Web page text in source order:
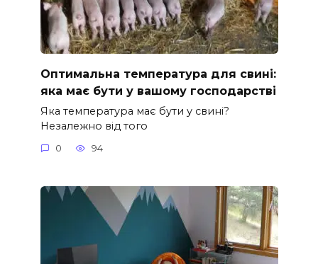
Оптимальна температура для свині:
яка має бути у вашому господарстві
Яка температура має бути у свині?
Незалежно від того
0 94